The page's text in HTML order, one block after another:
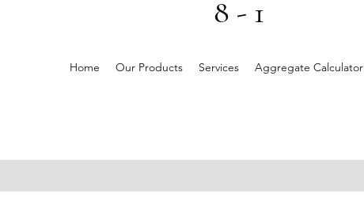
8 - 1
Home Our Products Services Aggregate Calculator